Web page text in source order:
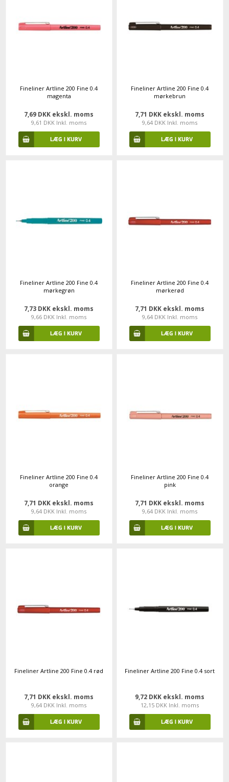
Fineliner Artline 200 Fine 0.4
magenta
7,69 DKK ekskl. moms
9,61 DKK Inkl. moms
Fineliner Artline 200 Fine 0.4
mørkebrun
7,71 DKK ekskl. moms
9,64 DKK Inkl. moms
Fineliner Artline 200 Fine 0.4
mørkegrøn
7,73 DKK ekskl. moms
9,66 DKK Inkl. moms
Fineliner Artline 200 Fine 0.4
mørkerød
7,71 DKK ekskl. moms
9,64 DKK Inkl. moms
Fineliner Artline 200 Fine 0.4
orange
7,71 DKK ekskl. moms
9,64 DKK Inkl. moms
Fineliner Artline 200 Fine 0.4
pink
7,71 DKK ekskl. moms
9,64 DKK Inkl. moms
Fineliner Artline 200 Fine 0.4 rød
7,71 DKK ekskl. moms
9,64 DKK Inkl. moms
Fineliner Artline 200 Fine 0.4 sort
9,72 DKK ekskl. moms
12,15 DKK Inkl. moms